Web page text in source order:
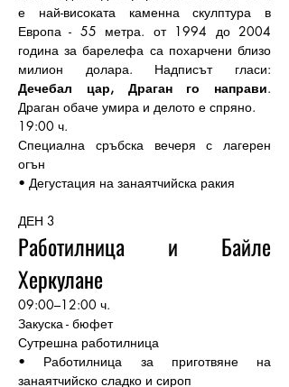
е най-високата каменна скулптура в
Европа - 55 метра. от 1994 до 2004
година за барелефа са похарчени близо
Дечебал цар, Драган го направи.
Драган обаче умира и делото е спряно.
19:00 ч.
Специална сръбска вечеря с лагерен
огън
• Дегустация на занаятчийска ракия
ДЕН 3
Работилница и Байле
Херкулане
09:00–12:00 ч.
Закуска - бюфет
Сутрешна работилница
• Работилница за приготвяне на
занаятчийско сладко и сироп